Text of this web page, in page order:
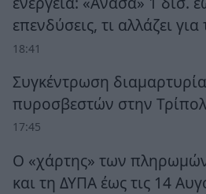
επενδύσεις, τι αλλάζει
18:41
Συγκέντρωση
πυροσβεστών στην
17:45
Ο «χάρτης» των
και τη ΔΥΠΑ έως τις 14